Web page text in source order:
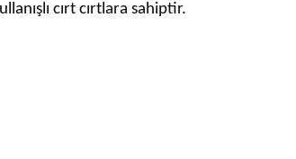
cırt cırtlara sahiptir.